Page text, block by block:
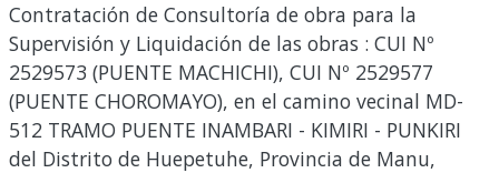
Contratación de Consultoría de obra para la
Supervisión y Liquidación de las obras : CUI Nº
2529573 (PUENTE MACHICHI), CUI Nº 2529577
(PUENTE CHOROMAYO), en el camino vecinal MD-
512 TRAMO PUENTE INAMBARI - KIMIRI - PUNKIRI
del Distrito de Huepetuhe, Provincia de Manu,